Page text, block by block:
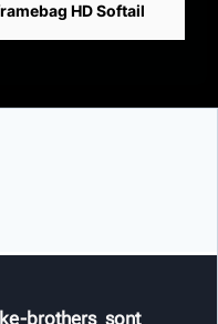
HD Softail
brothers sont